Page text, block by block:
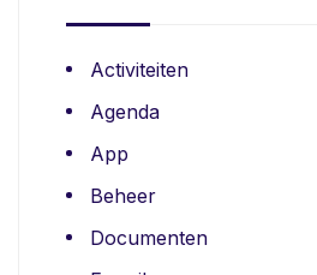
Activiteiten
Agenda
App
Beheer
Documenten